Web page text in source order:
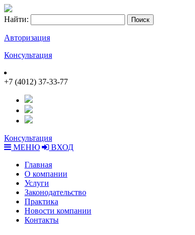
Найти:
Авторизация
Консультация
+7 (4012) 37-33-77
Консультация
МЕНЮ
ВХОД
Главная
О компании
Услуги
Законодательство
Практика
Новости компании
Контакты